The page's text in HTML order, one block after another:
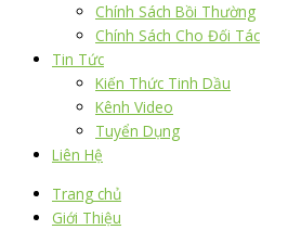
Chính Sách Bồi Thường
Chính Sách Cho Đối Tác
Tin Tức
Kiến Thức Tinh Dầu
Kênh Video
Tuyển Dụng
Liên Hệ
Trang chủ
Giới Thiệu